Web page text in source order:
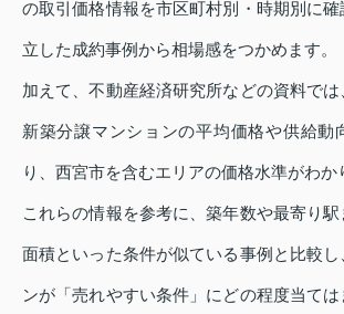
の取引価格情報を市区町村別・時期別に
立した成約事例から相場感をつかめます。
加えて、不動産経済研究所などの資料で
新築分譲マンションの平均価格や供給動
り、西宮市を含むエリアの価格水準がわか
これらの情報を参考に、築年数や最寄り
面積といった条件が似ている事例と比較し
ンが「売れやすい条件」にどの程度当て